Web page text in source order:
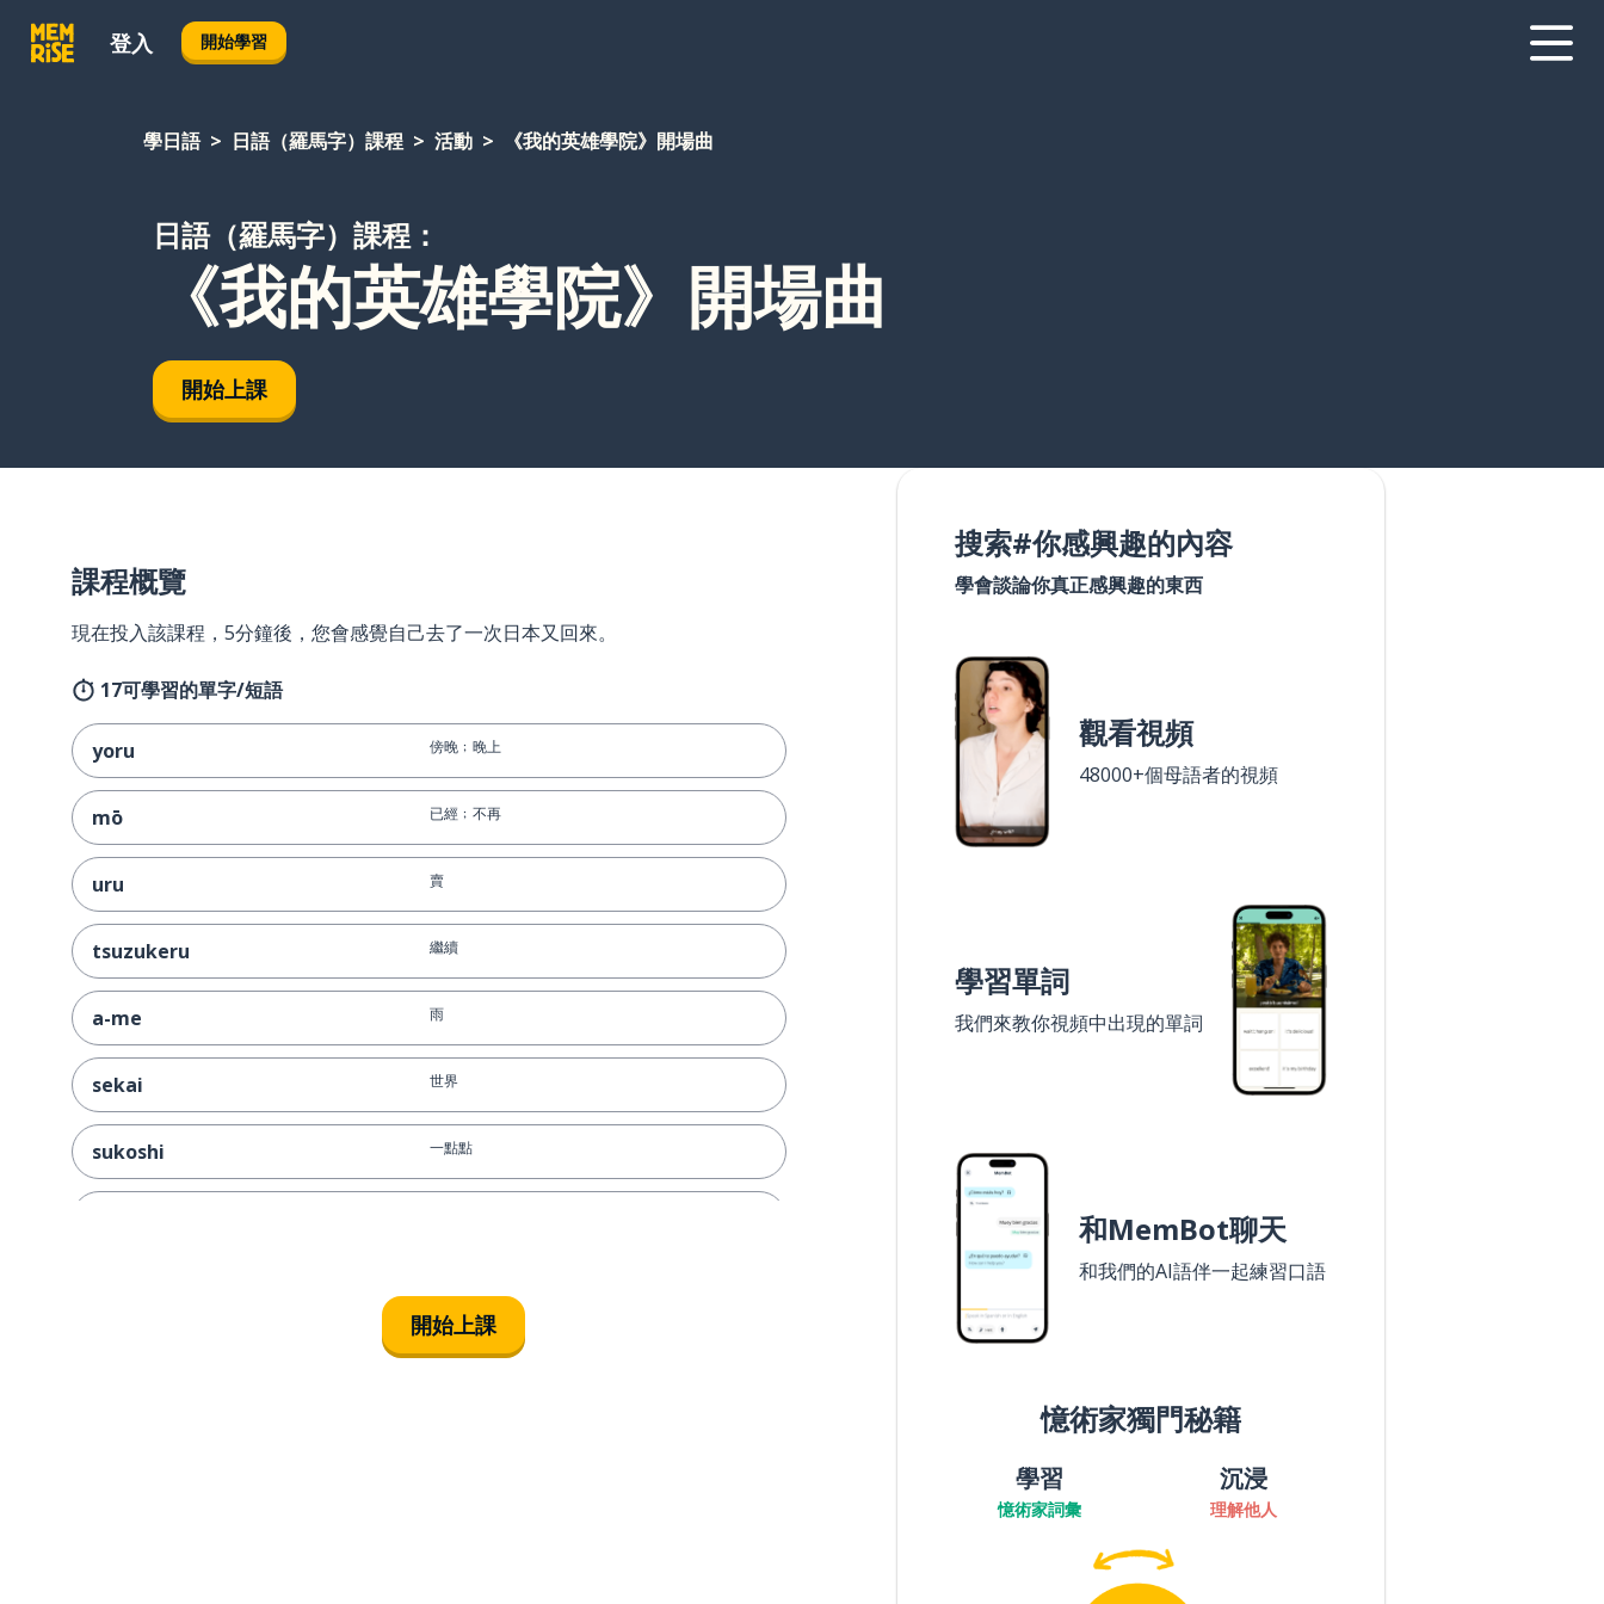
登入 開始學習
學日語 日語（羅馬字）課程 活動 《我的英雄學院》開場曲
日語（羅馬字）課程：
《我的英雄學院》開場曲
開始上課
課程概覽
現在投入該課程，5分鐘後，您會感覺自己去了一次日本又回來。
17可學習的單字/短語
yoru 傍晚﹔晚上
mō 已經﹔不再
uru 賣
tsuzukeru 繼續
a-me 雨
sekai 世界
sukoshi 一點點
開始上課
搜索#你感興趣的內容
學會談論你真正感興趣的東西
觀看視頻
48000+個母語者的視頻
學習單詞
我們來教你視頻中出現的單詞
和MemBot聊天
和我們的AI語伴一起練習口語
憶術家獨門秘籍
學習
憶術家詞彙
沉浸
理解他人